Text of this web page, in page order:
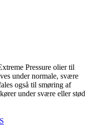
Pressure olier til
under normale, svære
også til smøring af
under svære eller stød